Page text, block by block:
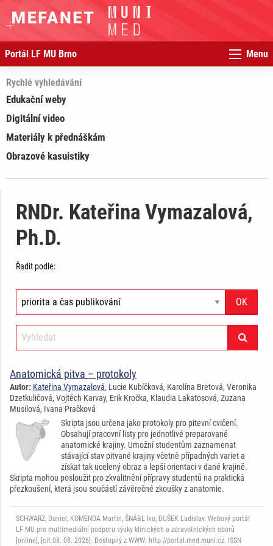
Portál LF MU Brno Menu
Rychlé vyhledávání
Edukační weby
Digitální video
Materiály k přednáškám
Obrazové kasuistiky
RNDr. Kateřina Vymazalová,
Ph.D.
Řadit podle:
Anatomická pitva – protokoly
Autor: Kateřina Vymazalová, Lucie Kubíčková, Karolína Bretová, Veronika
Dzetkuličová, Vojtěch Karvay, Erik Kročka, Klaudia Lakatosová, Zuzana
Musilová, Ivana Pračková
Skripta jsou určena jako protokoly pro pitevní cvičení.
Obsahují pracovní listy pro jednotlivé preparované
anatomické krajiny. Umožní studentům zaznamenat
stávající stav pitvané krajiny včetně případných variet a
získat tak ucelený obraz a lepší orientaci v dané krajině.
Skripta mohou posloužit pro zkvalitnění přípravy studentů na praktická
přezkoušení, která jsou součástí závěrečné zkoušky z anatomie.
SCHWARZ, Daniel, KOMENDA Martin, ŠNÁBL Ivo, DUŠEK Ladislav. Webový portál
LF MU pro multimediální podporu výuky klinických a zdravotnických oborů
[online], [cit.08. 08. 2026]. Dostupný z WWW: http://portal.med.muni.cz. ISSN